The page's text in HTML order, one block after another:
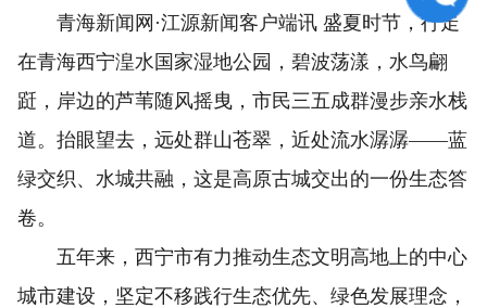
青海新闻网·江源新闻客户端讯 盛夏时节，行走
在青海西宁湟水国家湿地公园，碧波荡漾，水鸟翩
跹，岸边的芦苇随风摇曳，市民三五成群漫步亲水栈
道。抬眼望去，远处群山苍翠，近处流水潺潺——蓝
绿交织、水城共融，这是高原古城交出的一份生态答
卷。
五年来，西宁市有力推动生态文明高地上的中心
城市建设，坚定不移践行生态优先、绿色发展理念，